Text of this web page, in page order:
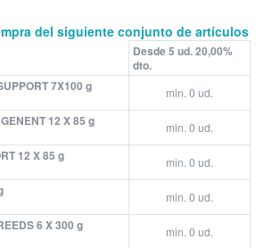
del siguiente conjunto de artículos
Desde 5 ud. 20,00%
dto.
7X100 g
min. 0 ud.
12 X 85 g
min. 0 ud.
12 X 85 g
min. 0 ud.
min. 0 ud.
6 X 300 g
min. 0 ud.